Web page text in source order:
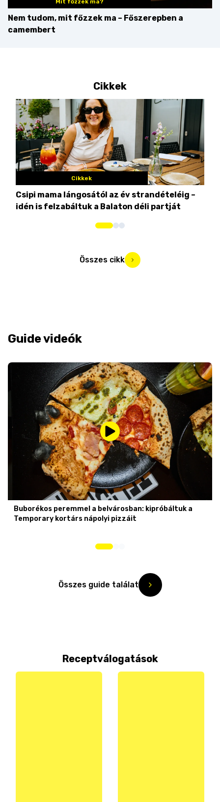
Nem tudom, mit főzzek ma – Főszerepben a
camembert
Cikkek
Cikkek
Csipi mama lángosától az év strandételéig –
idén is felzabáltuk a Balaton déli partját
Összes cikk
Guide videók
Buborékos peremmel a belvárosban: kipróbáltuk a
Temporary kortárs nápolyi pizzáit
Összes guide találat
Receptválogatások